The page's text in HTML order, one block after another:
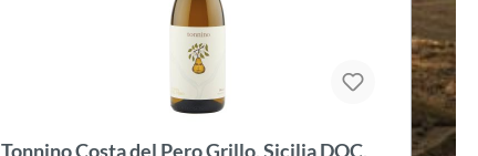
Tonnino Passo di Contessa Nero d'Avola,